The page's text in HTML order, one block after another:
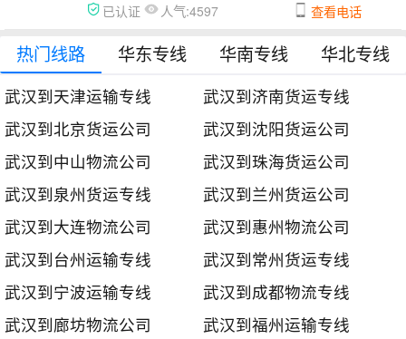
已认证 人气:4597 查看电话
热门线路 华东专线 华南专线 华北专线
武汉到天津运输专线
武汉到济南货运专线
武汉到北京货运公司
武汉到沈阳货运公司
武汉到中山物流公司
武汉到珠海货运公司
武汉到泉州货运专线
武汉到兰州货运公司
武汉到大连物流公司
武汉到惠州物流公司
武汉到台州运输专线
武汉到常州货运专线
武汉到宁波运输专线
武汉到成都物流专线
武汉到廊坊物流公司
武汉到福州运输专线